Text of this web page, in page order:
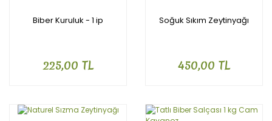
Biber Kuruluk - 1 ip
225,00 TL
Soğuk Sıkım Zeytinyağı
450,00 TL